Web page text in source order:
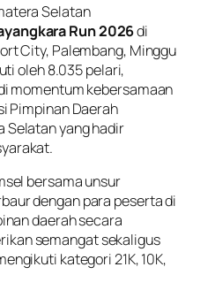
Selatan
Run 2026di
City, Palembang, Minggu
oleh 8.035 pelari,
momentum kebersamaan
Pimpinan Daerah
Selatan yang hadir
bersama unsur
dengan para peserta di
daerah secara
semangat sekaligus
kategori 21K, 10K,